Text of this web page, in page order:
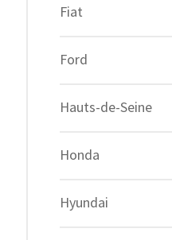
Fiat
Ford
Hauts-de-Seine
Honda
Hyundai